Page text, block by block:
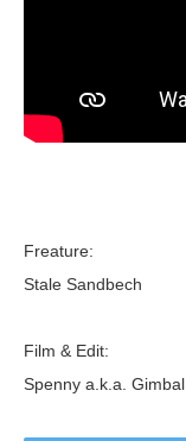
Freature:
Stale Sandbech
Film & Edit:
Spenny a.k.a.